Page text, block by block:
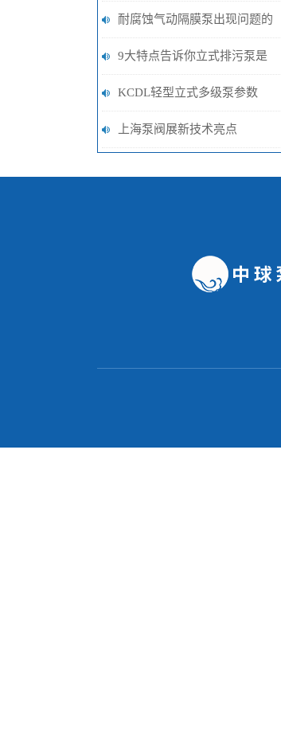
耐腐蚀气动隔膜泵出现问题的
几个原因
9大特点告诉你立式排污泵是
一台怎样的泵阀
KCDL轻型立式多级泵参数
上海泵阀展新技术亮点